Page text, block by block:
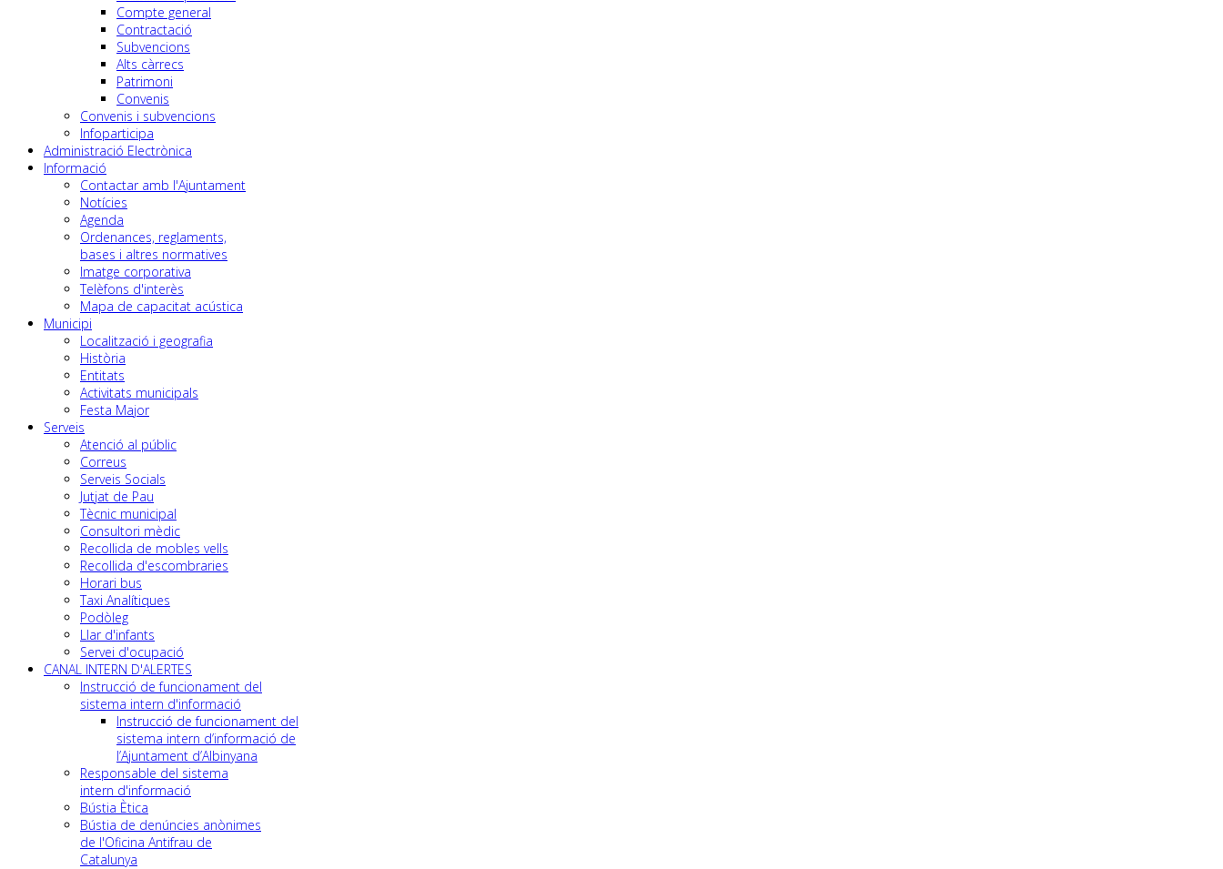
Compte general
Contractació
Subvencions
Alts càrrecs
Patrimoni
Convenis
Convenis i subvencions
Infoparticipa
Administració Electrònica
Informació
Contactar amb l'Ajuntament
Notícies
Agenda
Ordenances, reglaments,
bases i altres normatives
Imatge corporativa
Telèfons d'interès
Mapa de capacitat acústica
Municipi
Localització i geografia
Història
Entitats
Activitats municipals
Festa Major
Serveis
Atenció al públic
Correus
Serveis Socials
Jutjat de Pau
Tècnic municipal
Consultori mèdic
Recollida de mobles vells
Recollida d'escombraries
Horari bus
Taxi Analítiques
Podòleg
Llar d'infants
Servei d'ocupació
CANAL INTERN D'ALERTES
Instrucció de funcionament del
sistema intern d'informació
Instrucció de funcionament del
sistema intern d’informació de
l’Ajuntament d’Albinyana
Responsable del sistema
intern d'informació
Bústia Ètica
Bústia de denúncies anònimes
de l'Oficina Antifrau de
Catalunya